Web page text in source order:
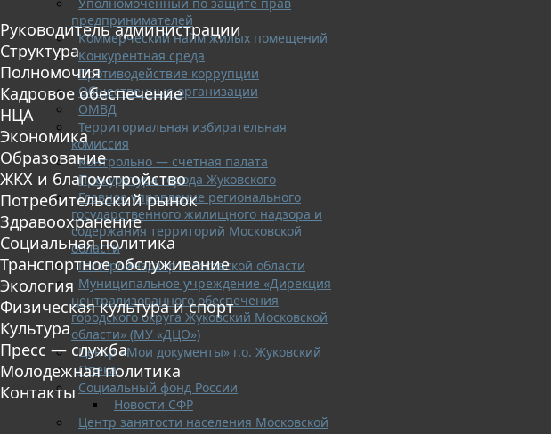
предпринимателей
Коммерческий найм жилых помещений
Конкурентная среда
Противодействие коррупции
Общественные организации
ОМВД
Территориальная избирательная
комиссия
Контрольно — счетная палата
Прокуратура города Жуковского
Главное управление регионального
государственного жилищного надзора и
содержания территорий Московской
области
Госстройнадзор Московской области
Муниципальное учреждение «Дирекция
централизованного обеспечения
городского округа Жуковский Московской
области» (МУ «ДЦО»)
Центр «Мои документы» г.о. Жуковский
Опека
Социальный фонд России
Новости СФР
Центр занятости населения Московской
Руководитель администрации
Структура
Полномочия
Кадровое обеспечение
НЦА
Экономика
Образование
ЖКХ и благоустройство
Потребительский рынок
Здравоохранение
Социальная политика
Транспортное обслуживание
Экология
Физическая культура и спорт
Культура
Пресс — служба
Молодежная политика
Контакты